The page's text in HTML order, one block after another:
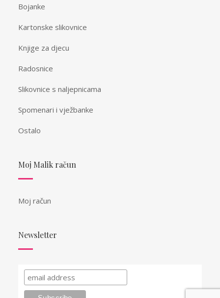
Bojanke
Kartonske slikovnice
Knjige za djecu
Radosnice
Slikovnice s naljepnicama
Spomenari i vježbanke
Ostalo
Moj Malik račun
Moj račun
Newsletter